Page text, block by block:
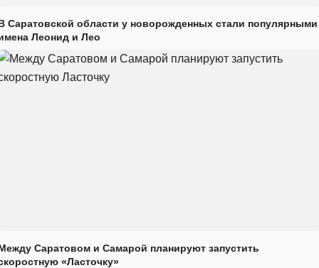
Саратовской области у новорожденных стали популярными
Леонид и Лео
Саратовом и Самарой планируют запустить
«Ласточку»